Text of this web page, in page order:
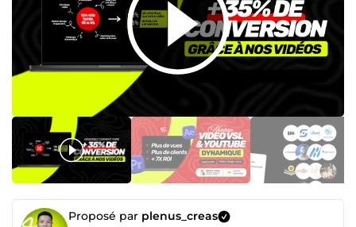
Proposé par plenus_creas